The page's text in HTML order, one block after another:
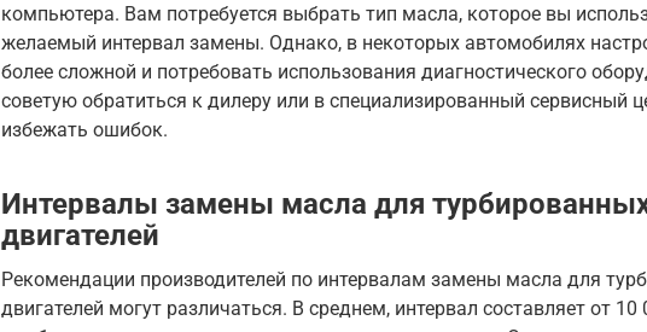
компьютера. Вам потребуется выбрать тип масла, которое вы
желаемый интервал замены. Однако, в некоторых автомобилях
более сложной и потребовать использования диагностического
советую обратиться к дилеру или в специализированный сервисный
избежать ошибок.
Интервалы замены масла для
двигателей
Рекомендации производителей по интервалам замены масла для
двигателей могут различаться. В среднем, интервал составляет от